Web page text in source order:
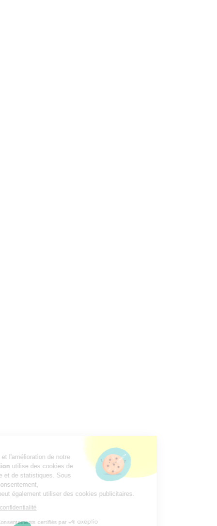
Pour votre confort et l'amélioration de notre
site,Webconversionutilise des cookies de
mesure d’audience et de statistiques. Sous
réserve de votre consentement,
Webconversionpeut également utiliser des cookies publicitaires.
Lire la politique de confidentialité
Consentements certifiés par